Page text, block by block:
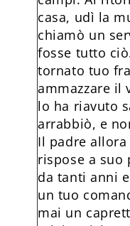
casa, udì la
chiamò un
fosse tutto
tornato tuo
ammazzare il
lo ha riavuto
arrabbiò, e
Il padre
rispose a suo
da tanti anni
un tuo
mai un